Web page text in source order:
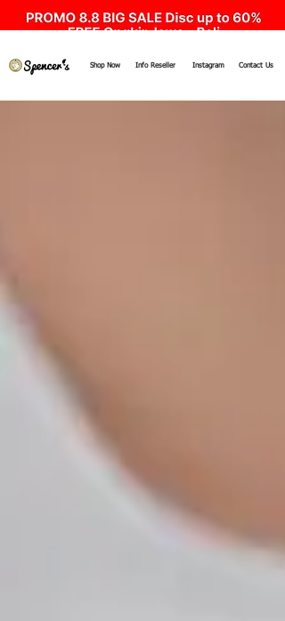
Shop Now Info Reseller Instagram Contact Us